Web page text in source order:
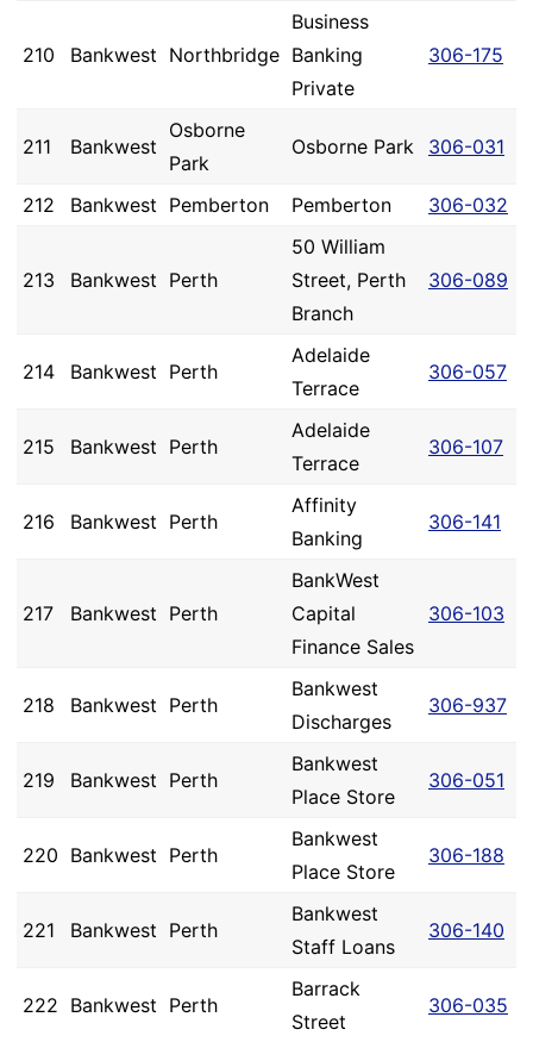
210 Bankwest Northbridge
Business
Banking
Private
306-175
211 Bankwest
Osborne
Park
Osborne Park 306-031
212 Bankwest Pemberton Pemberton 306-032
213 Bankwest Perth
50 William
Street, Perth
Branch
306-089
214 Bankwest Perth
Adelaide
Terrace
306-057
215 Bankwest Perth
Adelaide
Terrace
306-107
216 Bankwest Perth
Affinity
Banking
306-141
217 Bankwest Perth
BankWest
Capital
Finance Sales
306-103
218 Bankwest Perth
Bankwest
Discharges
306-937
219 Bankwest Perth
Bankwest
Place Store
306-051
220 Bankwest Perth
Bankwest
Place Store
306-188
221 Bankwest Perth
Bankwest
Staff Loans
306-140
222 Bankwest Perth
Barrack
Street
306-035